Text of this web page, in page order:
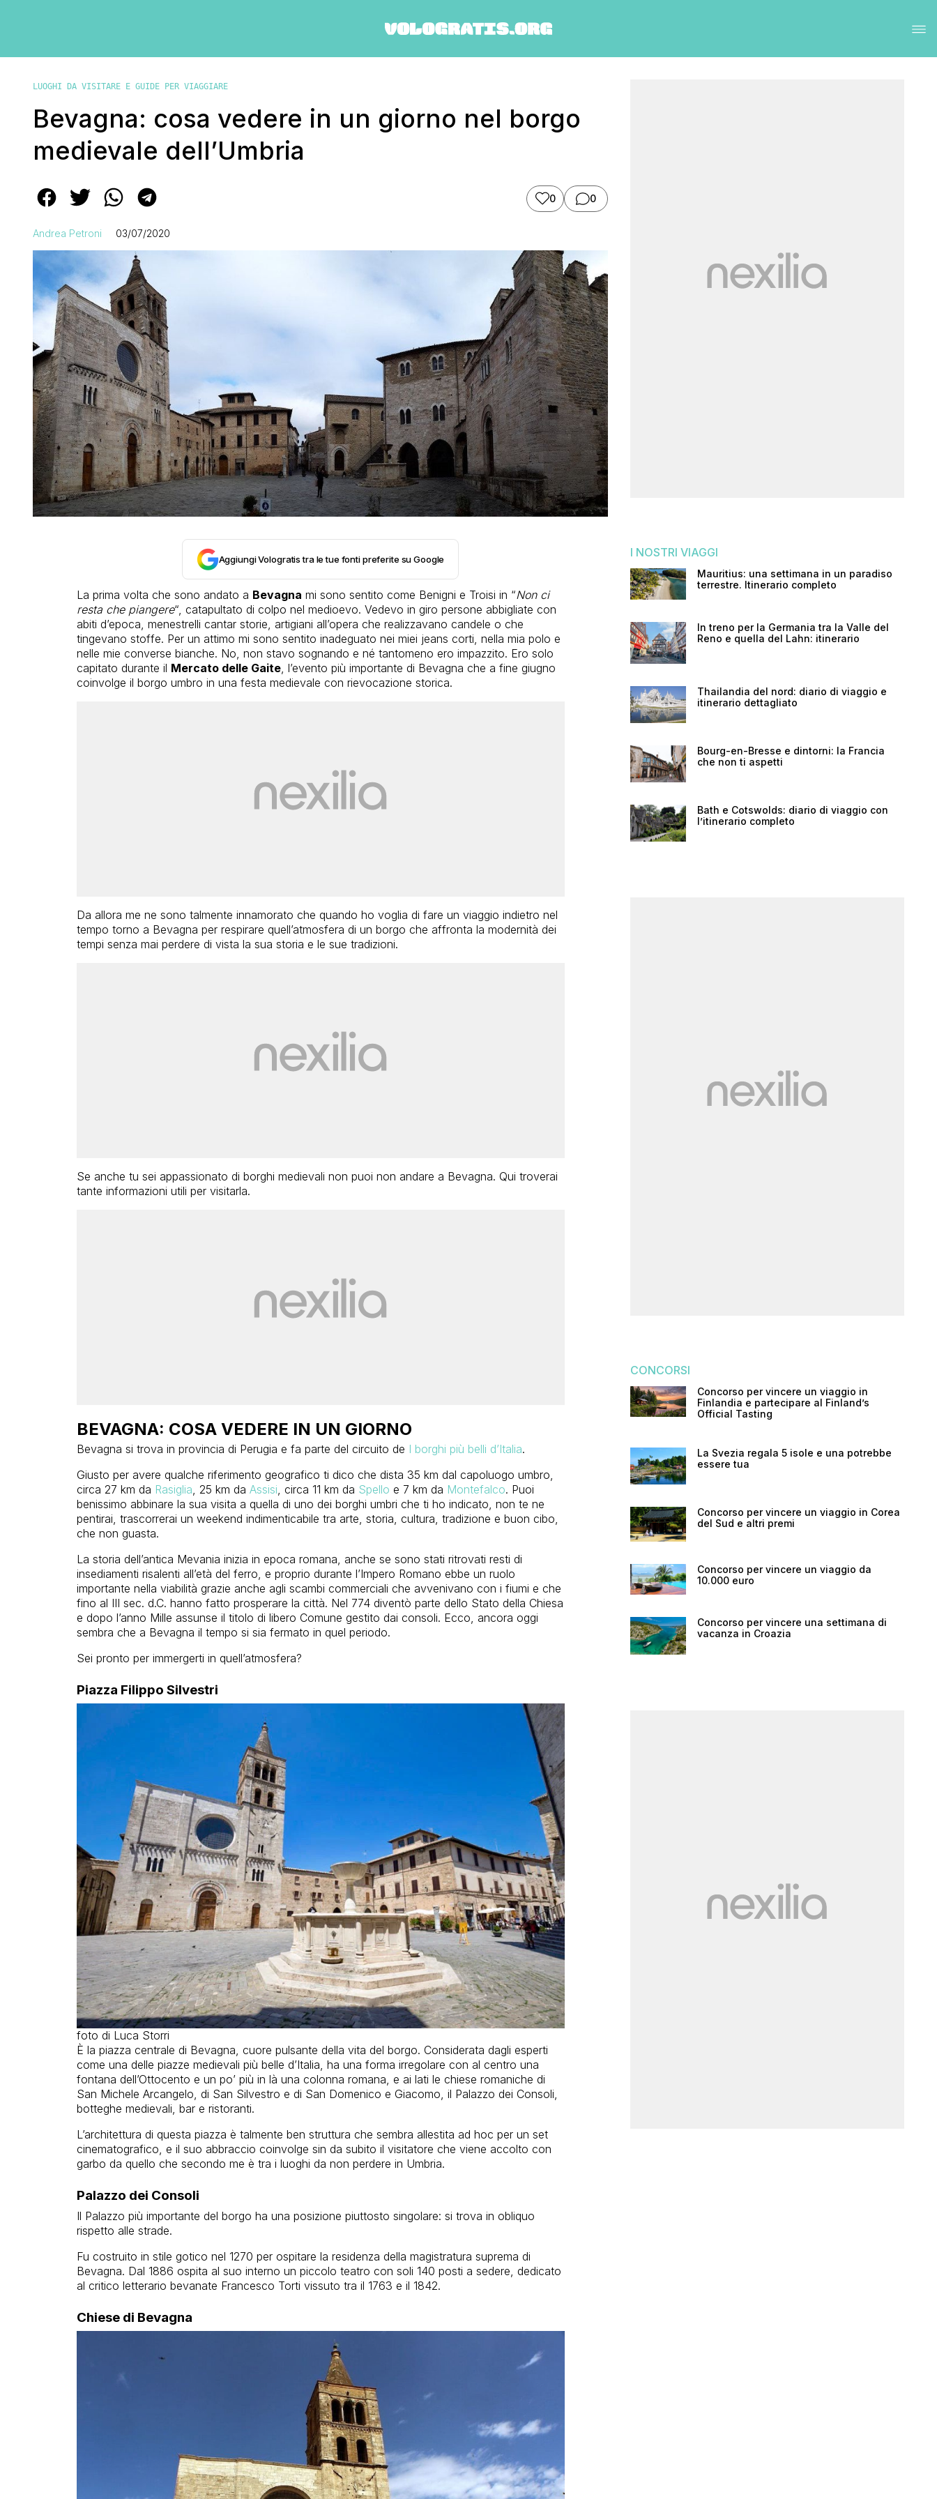
LUOGHI DA VISITARE E GUIDE PER VIAGGIARE
Bevagna: cosa vedere in un giorno nel borgo
medievale dell’Umbria
0 0
Andrea Petroni 03/07/2020
Aggiungi Vologratis tra le tue fonti preferite su Google
La prima volta che sono andato a Bevagna mi sono sentito come Benigni e Troisi in “Non ci
resta che piangere“, catapultato di colpo nel medioevo. Vedevo in giro persone abbigliate con
abiti d’epoca, menestrelli cantar storie, artigiani all’opera che realizzavano candele o che
tingevano stoffe. Per un attimo mi sono sentito inadeguato nei miei jeans corti, nella mia polo e
nelle mie converse bianche. No, non stavo sognando e né tantomeno ero impazzito. Ero solo
capitato durante il Mercato delle Gaite, l’evento più importante di Bevagna che a fine giugno
coinvolge il borgo umbro in una festa medievale con rievocazione storica.
Da allora me ne sono talmente innamorato che quando ho voglia di fare un viaggio indietro nel
tempo torno a Bevagna per respirare quell’atmosfera di un borgo che affronta la modernità dei
tempi senza mai perdere di vista la sua storia e le sue tradizioni.
Se anche tu sei appassionato di borghi medievali non puoi non andare a Bevagna. Qui troverai
tante informazioni utili per visitarla.
BEVAGNA: COSA VEDERE IN UN GIORNO
Bevagna si trova in provincia di Perugia e fa parte del circuito de I borghi più belli d’Italia.
Giusto per avere qualche riferimento geografico ti dico che dista 35 km dal capoluogo umbro,
circa 27 km da Rasiglia , 25 km da Assisi , circa 11 km da Spello e 7 km da Montefalco. Puoi
benissimo abbinare la sua visita a quella di uno dei borghi umbri che ti ho indicato, non te ne
pentirai, trascorrerai un weekend indimenticabile tra arte, storia, cultura, tradizione e buon cibo,
che non guasta.
La storia dell’antica Mevania inizia in epoca romana, anche se sono stati ritrovati resti di
insediamenti risalenti all’età del ferro, e proprio durante l’Impero Romano ebbe un ruolo
importante nella viabilità grazie anche agli scambi commerciali che avvenivano con i fiumi e che
fino al III sec. d.C. hanno fatto prosperare la città. Nel 774 diventò parte dello Stato della Chiesa
e dopo l’anno Mille assunse il titolo di libero Comune gestito dai consoli. Ecco, ancora oggi
sembra che a Bevagna il tempo si sia fermato in quel periodo.
Sei pronto per immergerti in quell’atmosfera?
Piazza Filippo Silvestri
foto di Luca Storri
È la piazza centrale di Bevagna, cuore pulsante della vita del borgo. Considerata dagli esperti
come una delle piazze medievali più belle d’Italia, ha una forma irregolare con al centro una
fontana dell’Ottocento e un po’ più in là una colonna romana, e ai lati le chiese romaniche di
San Michele Arcangelo, di San Silvestro e di San Domenico e Giacomo, il Palazzo dei Consoli,
botteghe medievali, bar e ristoranti.
L’architettura di questa piazza è talmente ben struttura che sembra allestita ad hoc per un set
cinematografico, e il suo abbraccio coinvolge sin da subito il visitatore che viene accolto con
garbo da quello che secondo me è tra i luoghi da non perdere in Umbria.
Palazzo dei Consoli
Il Palazzo più importante del borgo ha una posizione piuttosto singolare: si trova in obliquo
rispetto alle strade.
Fu costruito in stile gotico nel 1270 per ospitare la residenza della magistratura suprema di
Bevagna. Dal 1886 ospita al suo interno un piccolo teatro con soli 140 posti a sedere, dedicato
al critico letterario bevanate Francesco Torti vissuto tra il 1763 e il 1842.
Chiese di Bevagna
I NOSTRI VIAGGI
Mauritius: una settimana in un paradiso
terrestre. Itinerario completo
In treno per la Germania tra la Valle del
Reno e quella del Lahn: itinerario
Thailandia del nord: diario di viaggio e
itinerario dettagliato
Bourg-en-Bresse e dintorni: la Francia
che non ti aspetti
Bath e Cotswolds: diario di viaggio con
l’itinerario completo
CONCORSI
Concorso per vincere un viaggio in
Finlandia e partecipare al Finland’s
Official Tasting
La Svezia regala 5 isole e una potrebbe
essere tua
Concorso per vincere un viaggio in Corea
del Sud e altri premi
Concorso per vincere un viaggio da
10.000 euro
Concorso per vincere una settimana di
vacanza in Croazia